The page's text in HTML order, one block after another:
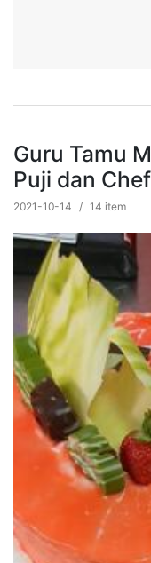
Guru Tamu
Puji dan
2021-10-14 / 14 item